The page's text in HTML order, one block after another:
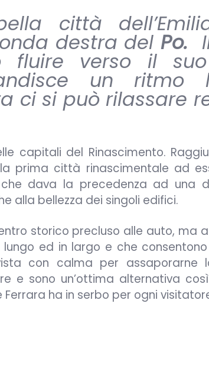
città
destra delPo.
fluire verso il suo
un
ci si può rilassare
capitali del Rinascimento.
prima città rinascimentale ad
dava la precedenza ad una
alla bellezza dei singoli edifici.
storico precluso alle auto, ma
ed in largo e che
con calma per assaporarne
e sono un’ottima alternativa
ha in serbo per ogni